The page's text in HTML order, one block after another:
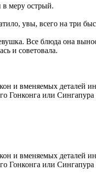
в меру острый.
увы, всего на три
Все блюда она
и советовала.
и вменяемых деталей
Гонконга или
и вменяемых деталей
Гонконга или